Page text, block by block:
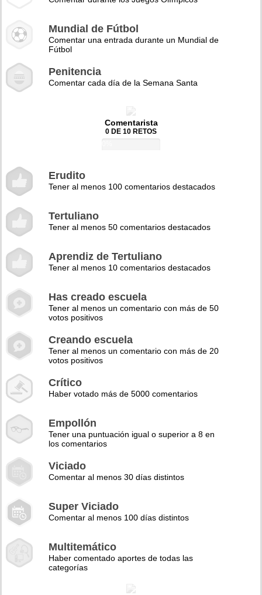
Mundial de Fútbol
Comentar una entrada durante un Mundial de
Fútbol
Penitencia
Comentar cada día de la Semana Santa
Comentarista
0 DE 10 RETOS
Erudito
Tener al menos 100 comentarios destacados
Tertuliano
Tener al menos 50 comentarios destacados
Aprendiz de Tertuliano
Tener al menos 10 comentarios destacados
Has creado escuela
Tener al menos un comentario con más de 50
votos positivos
Creando escuela
Tener al menos un comentario con más de 20
votos positivos
Crítico
Haber votado más de 5000 comentarios
Empollón
Tener una puntuación igual o superior a 8 en
los comentarios
Viciado
Comentar al menos 30 días distintos
Super Viciado
Comentar al menos 100 días distintos
Multitemático
Haber comentado aportes de todas las
categorías